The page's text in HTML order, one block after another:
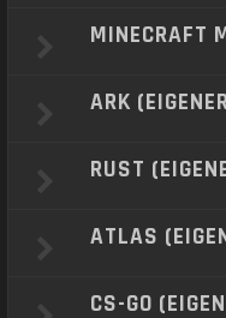
MINECRAFT
ARK
RUST
ATLAS
CS-GO